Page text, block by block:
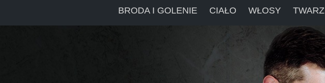
BRODA I GOLENIE CIAŁO WŁOSY TWARZ